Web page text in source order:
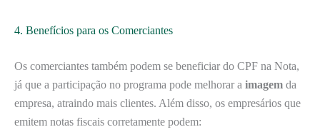
4. Benefícios para os Comerciantes
Os comerciantes também podem se beneficiar do CPF na Nota,
já que a participação no programa pode melhorar a imagem da
empresa, atraindo mais clientes. Além disso, os empresários que
emitem notas fiscais corretamente podem: